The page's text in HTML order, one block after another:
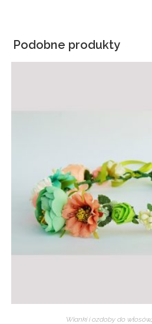
Podobne produkty
Wianki i ozdoby do włosów,